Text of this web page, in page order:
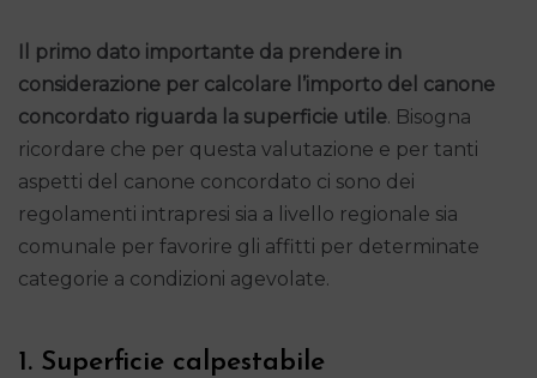
Il primo dato importante da prendere in
considerazione per calcolare l’importo del canone
concordato riguarda la superficie utile. Bisogna
ricordare che per questa valutazione e per tanti
aspetti del canone concordato ci sono dei
regolamenti intrapresi sia a livello regionale sia
comunale per favorire gli affitti per determinate
categorie a condizioni agevolate.
1. Superficie calpestabile